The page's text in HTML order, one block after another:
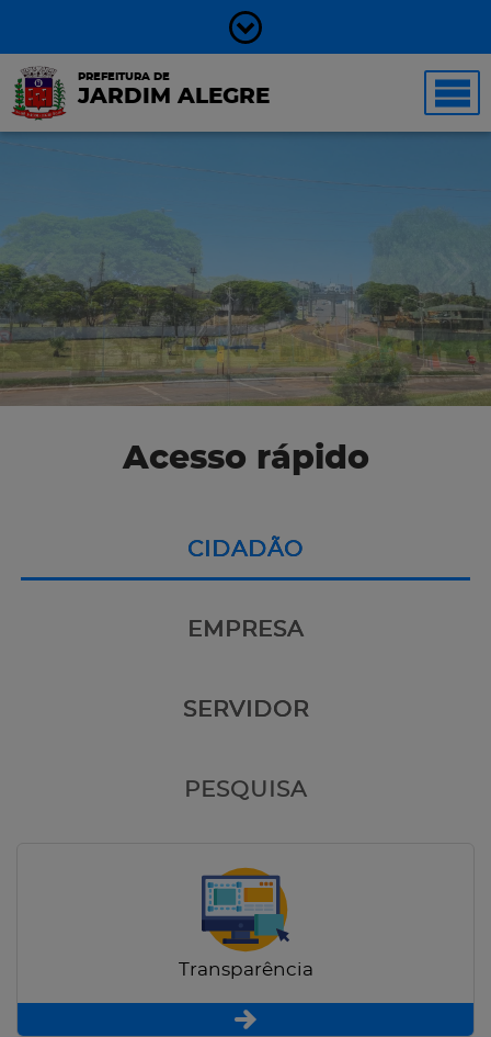
PREFEITURA DE
JARDIM ALEGRE
Acesso rápido
CIDADÃO
EMPRESA
SERVIDOR
PESQUISA
Transparência